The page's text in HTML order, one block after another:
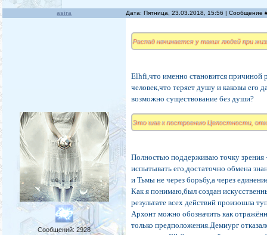
asira Дата: Пятница, 23.03.2018, 15:56 | Сообщение
Сообщений:2928
Распад начинается у таких людей при
Elhfi,что именно становится причиной
человек,что теряет душу и каковы его
возможно существование без души?
Это шаг к построению Целостности,
Полностью поддерживаю точку зрения
испытывать его,достаточно обмена
и Тьмы не через борьбу,а через
Как я понимаю,был создан
результате всех действий произошла
Архонт можно обозначить как
только предположения.Демиург